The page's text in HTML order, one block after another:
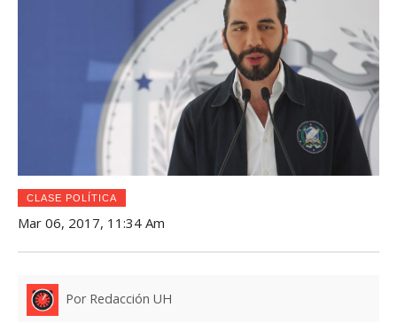
CLASE POLÍTICA
Mar 06, 2017, 11:34 Am
Por Redacción UH